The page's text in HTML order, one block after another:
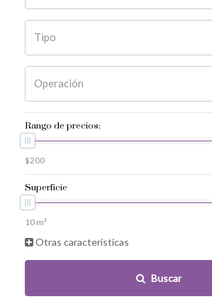
Tipo
Operación
Rango de precios:
Superficie
Otras características
Buscar